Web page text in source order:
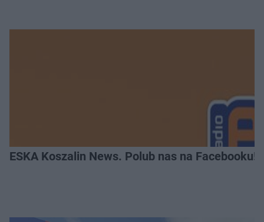
ESKA Koszalin News. Polub nas na Facebooku!